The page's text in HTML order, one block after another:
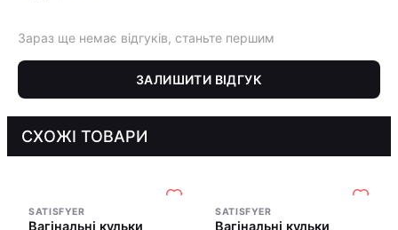
Зараз ще немає відгуків, станьте першим
ЗАЛИШИТИ ВІДГУК
СХОЖІ ТОВАРИ
SATISFYER
Вагінальні кульки
SATISFYER
Вагінальні кульки